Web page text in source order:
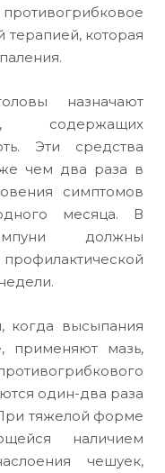
которая
назначают
содержащих
Эти средства
чем два раза в
симптомов
месяца. В
должны
когда высыпания
применяют мазь,
один-два раза
тяжелой форме
наличием
чешуек,